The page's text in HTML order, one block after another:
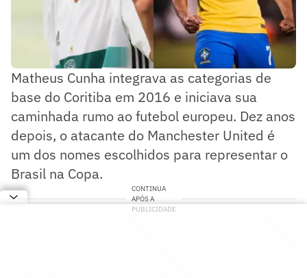
Matheus Cunha integrava as categorias de
base do Coritiba em 2016 e iniciava sua
caminhada rumo ao futebol europeu. Dez anos
depois, o atacante do Manchester United é
um dos nomes escolhidos para representar o
Brasil na Copa.
CONTINUA
APÓS A
PUBLICIDADE